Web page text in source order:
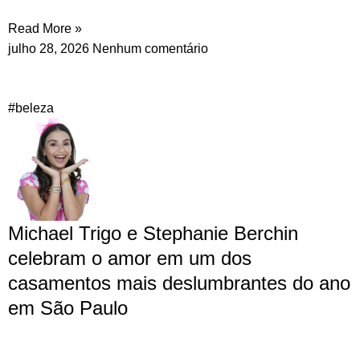
Read More »
julho 28, 2026 Nenhum comentário
#beleza
Michael Trigo e Stephanie Berchin
celebram o amor em um dos
casamentos mais deslumbrantes do ano
em São Paulo